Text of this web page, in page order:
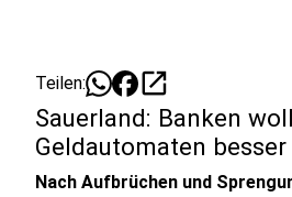
Teilen: open_in_new
Sauerland: Banken
Geldautomaten
Nach Aufbrüchen und